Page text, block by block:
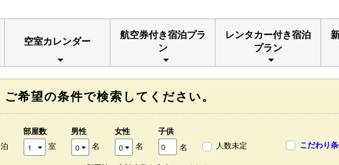
空室カレンダー
航空券付き宿泊プラ
ン
レンタカー付き宿泊
プラン
ご希望の条件で検索してください。
泊
部屋数
室
男性
名
女性
名
子供
名
人数未定
こだわり